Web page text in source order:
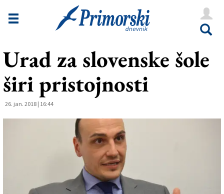
Novice
Goriška
Kultura
Še
Urad za slovenske šole
širi pristojnosti
26. jan. 2018 | 16:44